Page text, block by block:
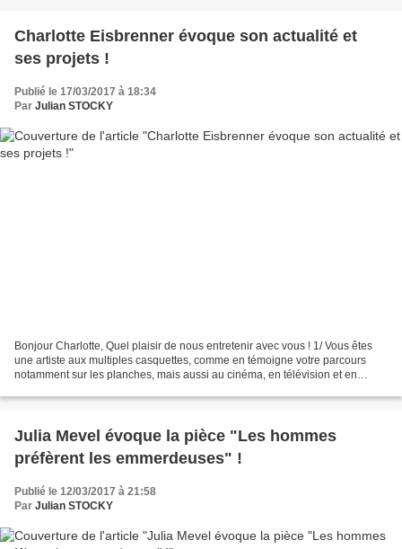
Charlotte Eisbrenner évoque son actualité et
ses projets !
Publié le 17/03/2017 à 18:34
Par Julian STOCKY
Bonjour Charlotte, Quel plaisir de nous entretenir avec vous ! 1/ Vous êtes
une artiste aux multiples casquettes, comme en témoigne votre parcours
notamment sur les planches, mais aussi au cinéma, en télévision et en
Julia Mevel évoque la pièce "Les hommes
préfèrent les emmerdeuses" !
Publié le 12/03/2017 à 21:58
Par Julian STOCKY